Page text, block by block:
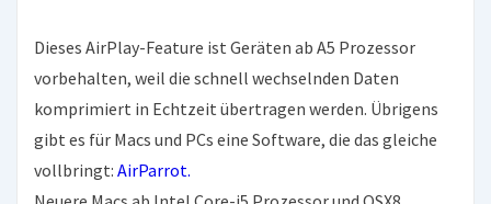
Dieses AirPlay-Feature ist Geräten ab A5 Prozessor
vorbehalten, weil die schnell wechselnden Daten
komprimiert in Echtzeit übertragen werden. Übrigens
gibt es für Macs und PCs eine Software, die das gleiche
vollbringt: AirParrot.